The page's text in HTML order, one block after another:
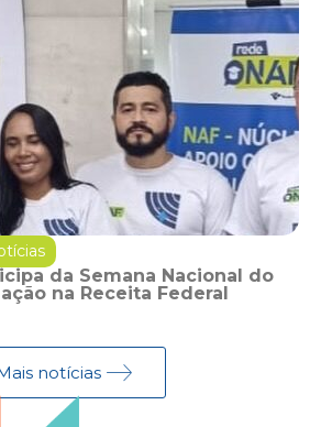
da Semana Nacional do
na Receita Federal
notícias